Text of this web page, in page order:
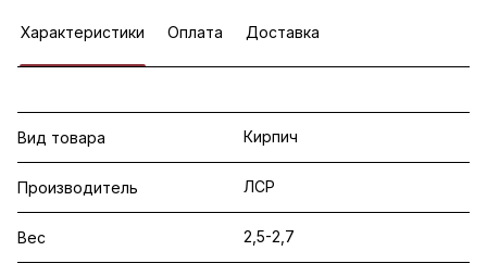
Характеристики Оплата Доставка
Вид товара Кирпич
Производитель ЛСР
Вес 2,5-2,7